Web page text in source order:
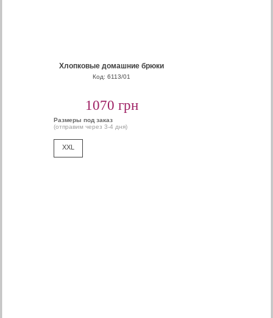
Хлопковые домашние брюки
Код: 6113/01
1070 грн
Размеры под заказ
(отправим через 3-4 дня)
XXL